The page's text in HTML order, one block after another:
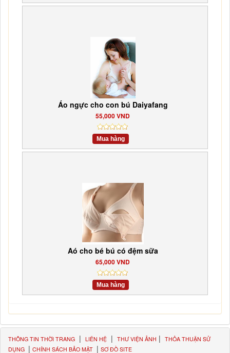
Áo ngực cho con bú Daiyafang
55,000 VND
Mua hàng
Aó cho bé bú có đệm sữa
65,000 VND
Mua hàng
THÔNG TIN THỜI TRANG | LIÊN HỆ | THƯ VIỆN ẢNH | THỎA THUẬN SỬ
DỤNG | CHÍNH SÁCH BẢO MẬT | SƠ ĐỒ SITE